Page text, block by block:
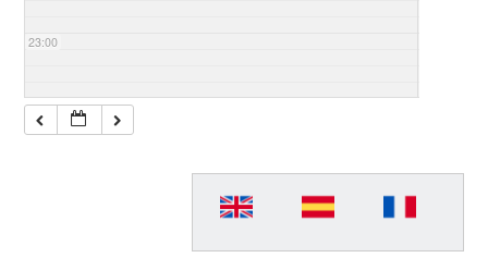
23:00